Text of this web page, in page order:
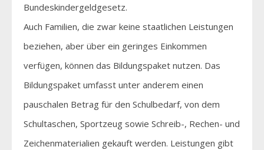
Bundeskindergeldgesetz.
Auch Familien, die zwar keine staatlichen Leistungen
beziehen, aber über ein geringes Einkommen
verfügen, können das Bildungspaket nutzen. Das
Bildungspaket umfasst unter anderem einen
pauschalen Betrag für den Schulbedarf, von dem
Schultaschen, Sportzeug sowie Schreib-, Rechen- und
Zeichenmaterialien gekauft werden. Leistungen gibt